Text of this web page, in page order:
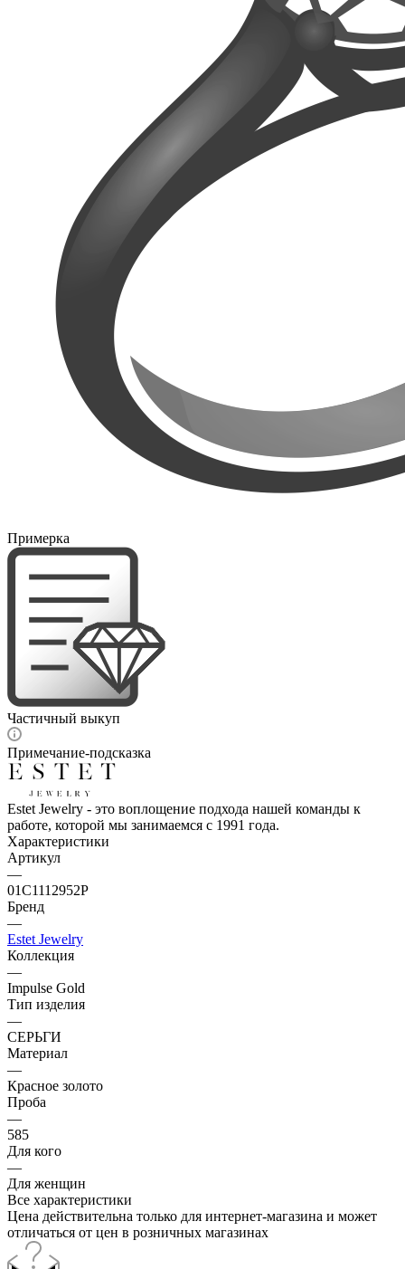
Примерка
Частичный выкуп
Примечание-подсказка
Estet Jewelry - это воплощение подхода нашей команды к
работе, которой мы занимаемся с 1991 года.
Характеристики
Артикул
—
01С1112952Р
Бренд
—
Estet Jewelry
Коллекция
—
Impulse Gold
Тип изделия
—
СЕРЬГИ
Материал
—
Красное золото
Проба
—
585
Для кого
—
Для женщин
Все характеристики
Цена действительна только для интернет-магазина и может
отличаться от цен в розничных магазинах